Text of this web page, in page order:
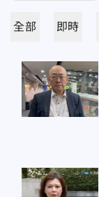
全部 即時